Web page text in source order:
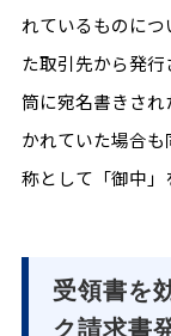
れているものに
た取引先から発
筒に宛名書きさ
かれていた場合
称として「御中」
受領書を
ク請求書